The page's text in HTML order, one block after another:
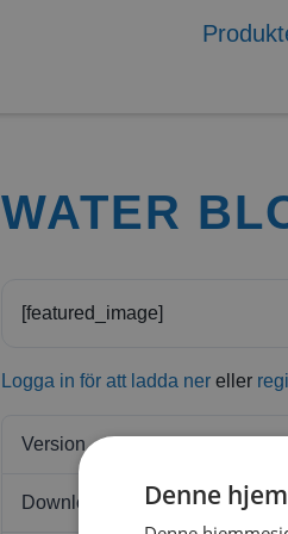
WATER
[featured_image]
Logga in för att ladda ner eller
Version
Download Denne